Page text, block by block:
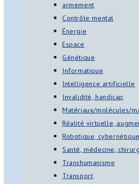
armement
Contrôle mental
Énergie
Espace
Génétique
Informatique
Intelligence artificielle
Invalidité, handicap
Matériaux/molécules/
Réalité virtuelle,
Robotique,
Santé, médecine,
Transhumanisme
Transport